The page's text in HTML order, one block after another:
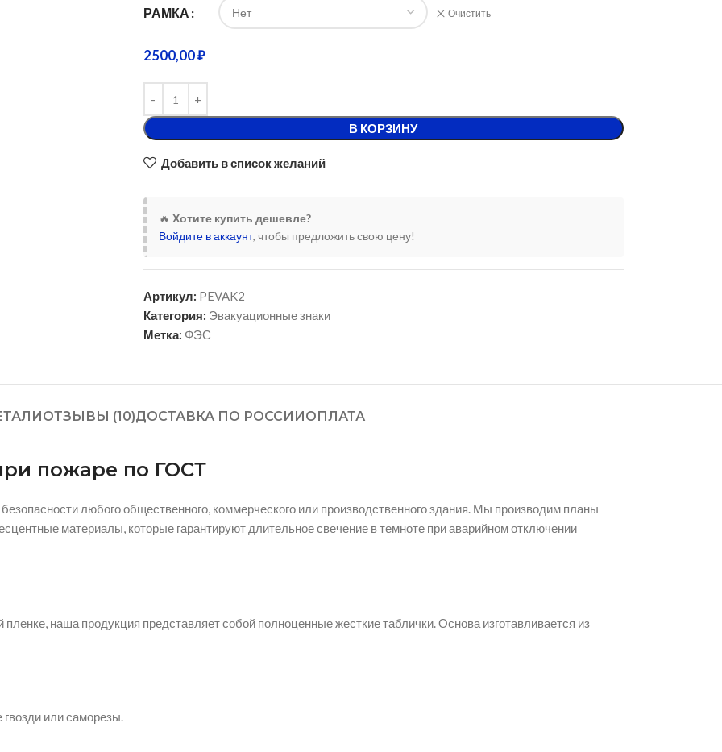
РАМКА Очистить
2500,00₽
В КОРЗИНУ
Добавить в список желаний
🔥 Хотите купить дешевле?
Войдите в аккаунт, чтобы предложить свою цену!
Артикул: PEVAK2
Категория: Эвакуационные знаки
Метка: ФЭС
ОТЗЫВЫ (10)ДОСТАВКА ПО РОССИИ ОПЛАТА
пожаре по ГОСТ
любого общественного, коммерческого или производственного здания. Мы производим планы
материалы, которые гарантируют длительное свечение в темноте при аварийном отключении
наша продукция представляет собой полноценные жесткие таблички. Основа изготавливается из
гвозди или саморезы.